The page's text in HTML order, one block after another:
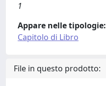
1
Appare nelle tipologie:
Capitolo di Libro
File in questo prodotto: